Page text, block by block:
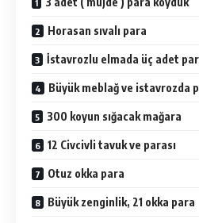
Horasan sıvalı para
İstavrozlu elmada üç adet
Büyük meblağ ve istavrozda
300 koyun sığacak mağara
12 Civcivli tavuk ve parası
Otuz okka para
Büyük zenginlik, 21 okka para